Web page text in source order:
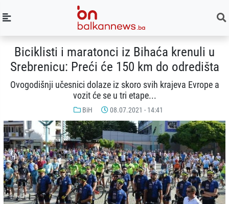
Biciklisti i maratonci iz Bihaća krenuli u
Srebrenicu: Preći će 150 km do odredišta
Ovogodišnji učesnici dolaze iz skoro svih krajeva Evrope a
vozit će se u tri etape...
BiH 08.07.2021 - 14:41